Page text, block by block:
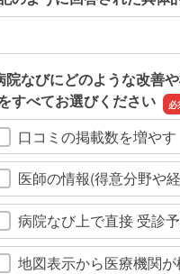
のように回答された具体
院なびにどのような改善
すべてお選びください
口コミの掲載数を増やす
医師の情報(得意分野や
病院なび上で直接 受診
地図表示から医療機関